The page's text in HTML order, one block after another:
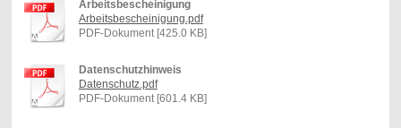
Arbeitsbescheinigung
Arbeitsbescheinigung.pdf
PDF-Dokument [425.0 KB]
Datenschutzhinweis
Datenschutz.pdf
PDF-Dokument [601.4 KB]